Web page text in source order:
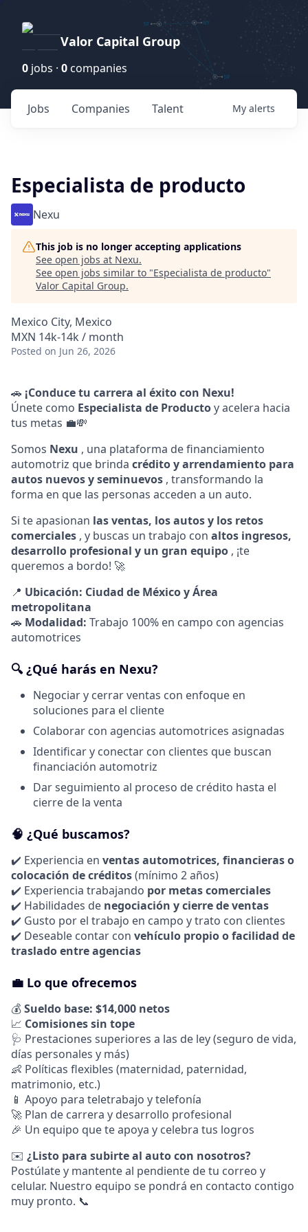
Valor Capital Group
0 jobs · 0 companies
Jobs Companies Talent My alerts
Especialista de producto
Nexu
This job is no longer accepting applications
See open jobs at Nexu.
See open jobs similar to "Especialista de producto"
Valor Capital Group.
Mexico City, Mexico
MXN 14k-14k / month
Posted on Jun 26, 2026
🚗 ¡Conduce tu carrera al éxito con Nexu!
Únete como Especialista de Productoy acelera hacia
tus metas 💼💸
Somos Nexu , una plataforma de financiamiento
automotriz que brinda crédito y arrendamiento para
autos nuevos y seminuevos , transformando la
forma en que las personas acceden a un auto.
Si te apasionan las ventas, los autos y los retos
comerciales , y buscas un trabajo con altos ingresos,
desarrollo profesional y un gran equipo , ¡te
queremos a bordo! 🚀
📍 Ubicación: Ciudad de México y Área
metropolitana
🚗 Modalidad: Trabajo 100% en campo con agencias
automotrices
🔍 ¿Qué harás en Nexu?
Negociar y cerrar ventas con enfoque en
soluciones para el cliente
Colaborar con agencias automotrices asignadas
Identificar y conectar con clientes que buscan
financiación automotriz
Dar seguimiento al proceso de crédito hasta el
cierre de la venta
🧠 ¿Qué buscamos?
✔️ Experiencia en ventas automotrices, financieras o
colocación de créditos(mínimo 2 años)
✔️ Experiencia trabajando por metas comerciales
✔️ Habilidades de negociación y cierre de ventas
✔️ Gusto por el trabajo en campo y trato con clientes
✔️ Deseable contar con vehículo propio o facilidad de
traslado entre agencias
💼 Lo que ofrecemos
💰Sueldo base: $14,000 netos
📈 Comisiones sin tope
🩺 Prestaciones superiores a las de ley (seguro de vida,
días personales y más)
👶 Políticas flexibles (maternidad, paternidad,
matrimonio, etc.)
📱 Apoyo para teletrabajo y telefonía
🚀 Plan de carrera y desarrollo profesional
🎉 Un equipo que te apoya y celebra tus logros
✉️ ¿Listo para subirte al auto con nosotros?
Postúlate y mantente al pendiente de tu correo y
celular. Nuestro equipo se pondrá en contacto contigo
muy pronto. 📞